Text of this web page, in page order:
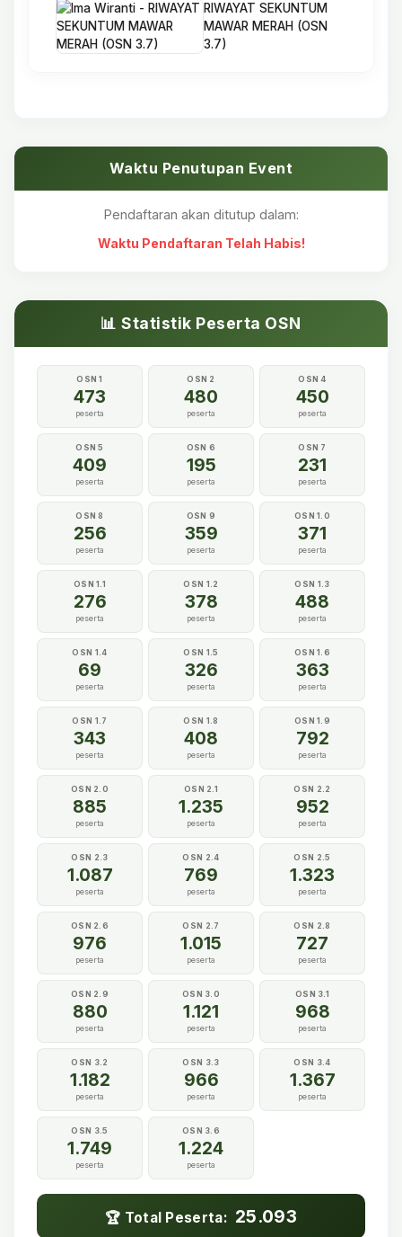
RIWAYAT SEKUNTUM
MAWAR MERAH (OSN
3.7)
Waktu Penutupan Event
Pendaftaran akan ditutup dalam:
Waktu Pendaftaran Telah Habis!
📊 Statistik Peserta OSN
OSN 1
473
peserta
OSN 2
480
peserta
OSN 4
450
peserta
OSN 5
409
peserta
OSN 6
195
peserta
OSN 7
231
peserta
OSN 8
256
peserta
OSN 9
359
peserta
OSN 1.0
371
peserta
OSN 1.1
276
peserta
OSN 1.2
378
peserta
OSN 1.3
488
peserta
OSN 1.4
69
peserta
OSN 1.5
326
peserta
OSN 1.6
363
peserta
OSN 1.7
343
peserta
OSN 1.8
408
peserta
OSN 1.9
792
peserta
OSN 2.0
885
peserta
OSN 2.1
1.235
peserta
OSN 2.2
952
peserta
OSN 2.3
1.087
peserta
OSN 2.4
769
peserta
OSN 2.5
1.323
peserta
OSN 2.6
976
peserta
OSN 2.7
1.015
peserta
OSN 2.8
727
peserta
OSN 2.9
880
peserta
OSN 3.0
1.121
peserta
OSN 3.1
968
peserta
OSN 3.2
1.182
peserta
OSN 3.3
966
peserta
OSN 3.4
1.367
peserta
OSN 3.5
1.749
peserta
OSN 3.6
1.224
peserta
🏆 Total Peserta: 25.093